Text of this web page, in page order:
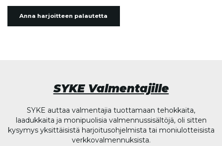
Anna harjoitteen palautetta
SYKE Valmentajille
SYKE auttaa valmentajia tuottamaan tehokkaita,
laadukkaita ja monipuolisia valmennussisältöjä, oli sitten
kysymys yksittäisistä harjoitusohjelmista tai moniulotteisista
verkkovalmennuksista.